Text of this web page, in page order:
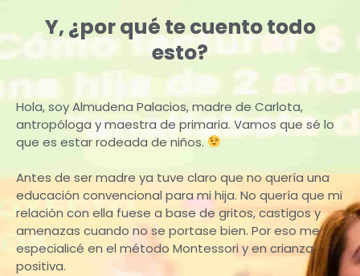
Y, ¿por qué te cuento todo
esto?
Hola, soy Almudena Palacios, madre de Carlota,
antropóloga y maestra de primaria. Vamos que sé lo
que es estar rodeada de niños.
Antes de ser madre ya tuve claro que no quería una
educación convencional para mi hija. No quería que mi
relación con ella fuese a base de gritos, castigos y
amenazas cuando no se portase bien. Por eso me
especialicé en el método Montessori y en crianza
positiva.